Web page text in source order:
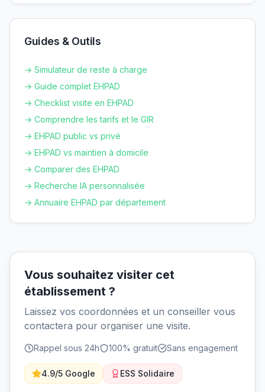
Guides & Outils
→ Simulateur de reste à charge
→ Guide complet EHPAD
→ Checklist visite en EHPAD
→ Comprendre les tarifs et le GIR
→ EHPAD public vs privé
→ EHPAD vs maintien à domicile
→ Comparer des EHPAD
→ Recherche IA personnalisée
→ Annuaire EHPAD par département
Vous souhaitez visiter cet
établissement ?
Laissez vos coordonnées et un conseiller vous
contactera pour organiser une visite.
Rappel sous 24h 100% gratuit Sans engagement
4.9/5 Google ESS Solidaire